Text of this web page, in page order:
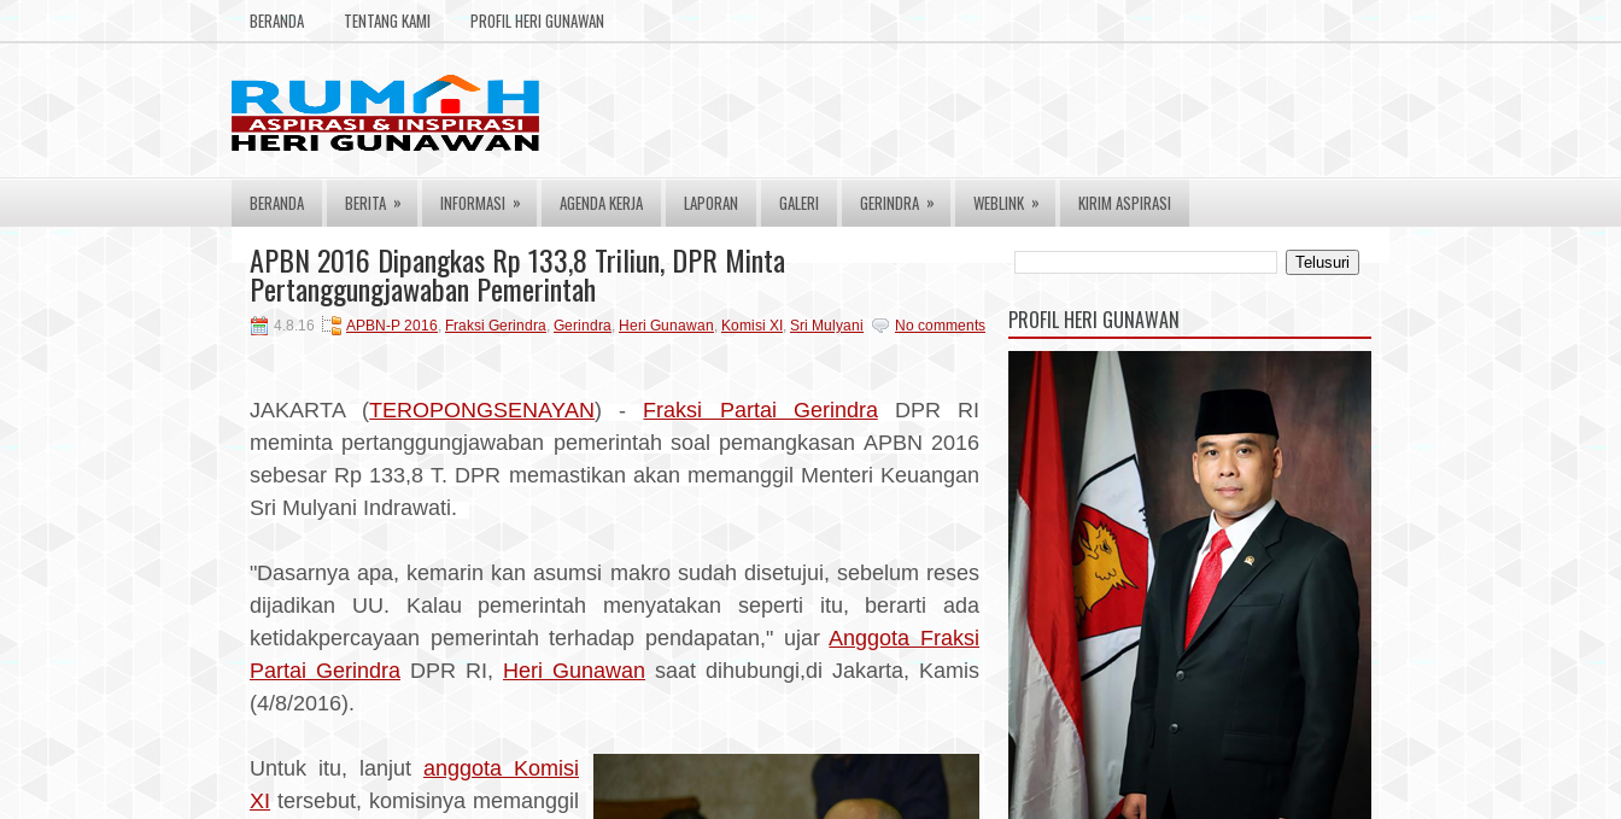
BERANDA TENTANG KAMI PROFIL HERI GUNAWAN
BERANDA BERITA » INFORMASI » AGENDA KERJA LAPORAN GALERI GERINDRA » WEBLINK » KIRIM ASPIRASI
APBN 2016 Dipangkas Rp 133,8 Triliun, DPR Minta
Pertanggungjawaban Pemerintah
4.8.16 APBN-P 2016, Fraksi Gerindra, Gerindra, Heri Gunawan, Komisi XI , Sri Mulyani No comments
JAKARTA (TEROPONGSENAYAN) - Fraksi Partai GerindraDPR RI
meminta pertanggungjawaban pemerintah soal pemangkasan APBN 2016
sebesar Rp 133,8 T. DPR memastikan akan memanggil Menteri Keuangan
Sri Mulyani Indrawati.
"Dasarnya apa, kemarin kan asumsi makro sudah disetujui, sebelum reses
dijadikan UU. Kalau pemerintah menyatakan seperti itu, berarti ada
ketidakpercayaan pemerintah terhadap pendapatan," ujarAnggota Fraksi
Partai Gerindra DPR RI, Heri Gunawan saat dihubungi,di Jakarta, Kamis
(4/8/2016).
Untuk itu, lanjut anggota Komisi
XI tersebut, komisinya memanggil
PROFIL HERI GUNAWAN